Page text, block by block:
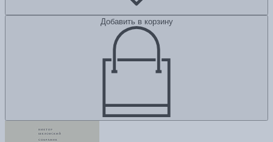
Добавить в корзину